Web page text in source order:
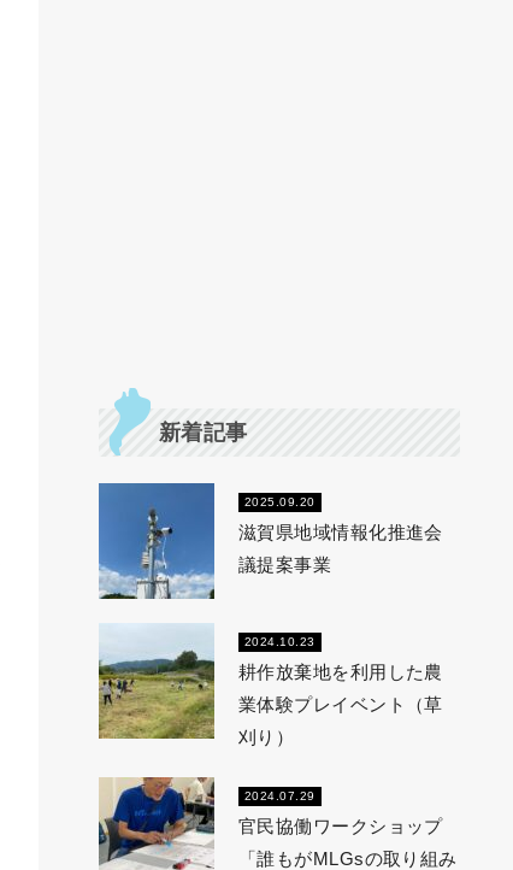
新着記事
2025.09.20
滋賀県地域情報化推進会
議提案事業
2024.10.23
耕作放棄地を利用した農
業体験プレイベント（草
刈り）
2024.07.29
官民協働ワークショップ
「誰もがMLGsの取り組み